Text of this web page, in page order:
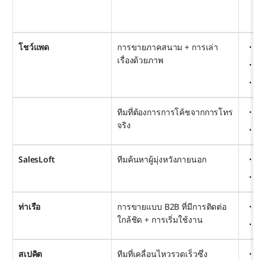
โชว์แพด
การขายภาคสนาม + การเล่า
เรื่องด้วยภาพ
ทีมที่ต้องการการโค้ชจากการโทร
จริง
SalesLoft ทีมค้นหาผู้มุ่งหวังภายนอก
ท่าเรือ
การขายแบบ B2B ที่มีการติดต่อ
ใกล้ชิด + การเริ่มใช้งาน
สเปคิต
ทีมที่เคลื่อนไหวรวดเร็วซึ่ง